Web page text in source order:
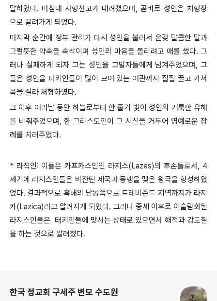
말하였다. 마침내 사형선고가 내려졌으며, 곧바로 성인은 처형장
으로 끌려가게 되었다.
마지막 순간에 정부 관리가 다시 성인을 불러서 온갖 달콤한 말과
그럴듯한 약속을 속삭이며 성인의 마음을 돌리려고 애를 썼다. 그
러나 실패하게 되자 그는 성인을 고발자들에게 넘겨주었으며, 그
들은 성인을 터키인들이 많이 모여 있는 여관까지 질질 끌고 가서
목을 잘라 처형하였다.
그 이후 여러날 동안 하늘로부터 한 줄기 빛이 성인의 거룩한 유해
를 비춰주었으며, 한 그리스도인이 그 시신을 거두어 영예로운 장
례를 치러주었다.
* 라직인: 이들은 카프카스인인 라지스(Lazes)의 후손들로서, 4
세기에 라지스인들은 비잔틴 제국과 동맹을 맺은 왕국을 형성하였
었다. 결과적으로 흑해의 남동쪽으로 트레비존드 지역까지가 라지
카(Lazica)라고 알려지게 되었다. 그러나 중세 이후로 이슬람화된
라지스인들은 터키인들에 맞서는 상태로 있으면서 해적과 강도질
을 하는 것으로 알려졌다.
한국 정교회 구세주 변모 수도원